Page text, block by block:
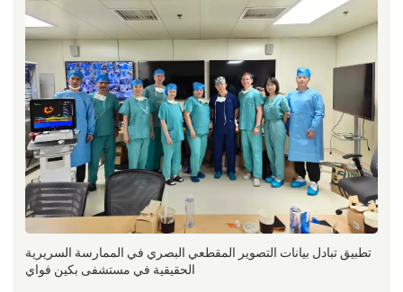
تطبيق تبادل بيانات التصوير المقطعي البصري في الممارسة السريرية
الحقيقية في مستشفى بكين فواي